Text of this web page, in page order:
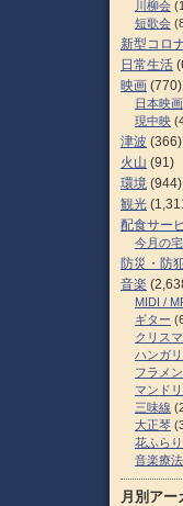
川柳会
短歌会
新型コロ
日常生活
映画 (770)
日本映画
現中映
津波 (366)
火山 (91)
環境 (944)
観光
配食サー
今月の
防災・防
音楽
MIDI /
ギター
クリス
ハンガリ
フラメ
マンド
三味線
大正琴
花ふらり
音楽療法
月別アー